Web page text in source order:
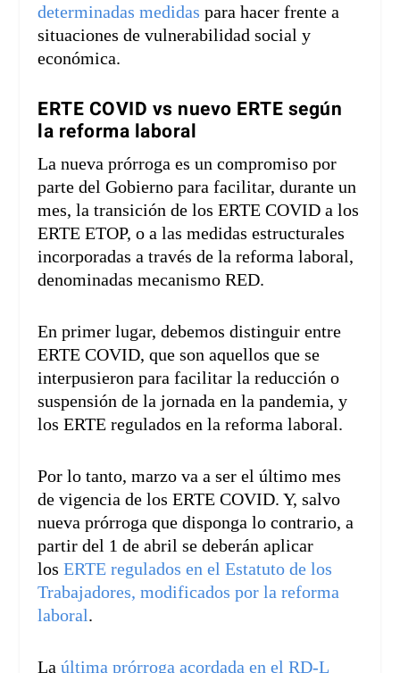
determinadas medidas para hacer frente a
situaciones de vulnerabilidad social y
económica.
ERTE COVID vs nuevo ERTE según
la reforma laboral
La nueva prórroga es un compromiso por
parte del Gobierno para facilitar, durante un
mes, la transición de los ERTE COVID a los
ERTE ETOP, o a las medidas estructurales
incorporadas a través de la reforma laboral,
denominadas mecanismo RED.
En primer lugar, debemos distinguir entre
ERTE COVID, que son aquellos que se
interpusieron para facilitar la reducción o
suspensión de la jornada en la pandemia, y
los ERTE regulados en la reforma laboral.
Por lo tanto, marzo va a ser el último mes
de vigencia de los ERTE COVID. Y, salvo
nueva prórroga que disponga lo contrario, a
partir del 1 de abril se deberán aplicar
losERTE regulados en el Estatuto de los
Trabajadores, modificados por la reforma
laboral.
Laúltima prórroga acordada en el RD-L